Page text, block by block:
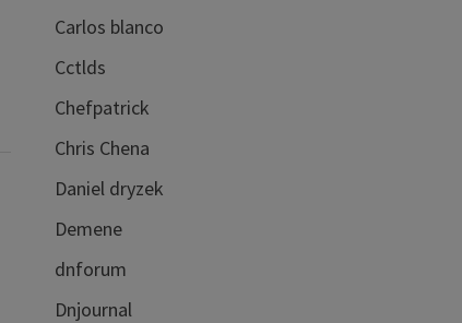
Carlos blanco
Cctlds
Chefpatrick
Chris Chena
Daniel dryzek
Demene
dnforum
Dnjournal